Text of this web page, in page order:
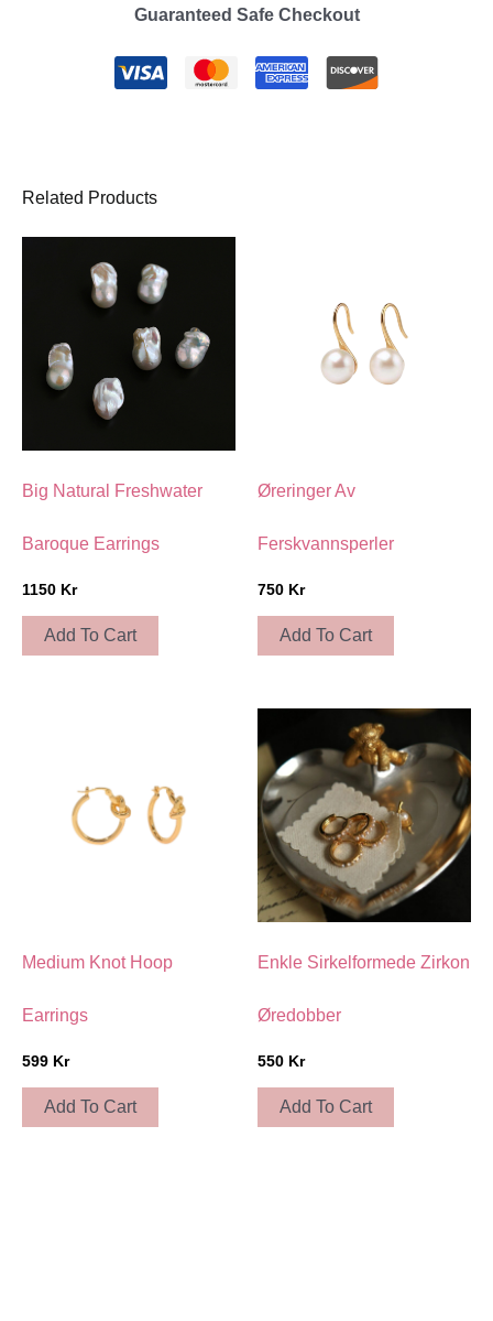
Guaranteed Safe Checkout
Related Products
Big Natural Freshwater
Baroque Earrings
1150 Kr
Add To Cart
Øreringer Av
Ferskvannsperler
750 Kr
Add To Cart
Medium Knot Hoop
Earrings
599 Kr
Add To Cart
Enkle Sirkelformede Zirkon
Øredobber
550 Kr
Add To Cart